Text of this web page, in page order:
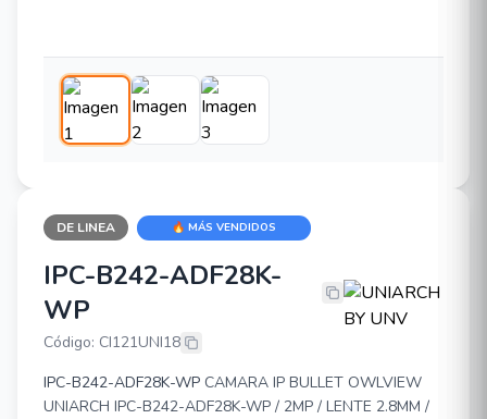
DE LINEA 🔥 MÁS VENDIDOS
UNIARCH BY UNV IPC-B242-
IPC-B242-ADF28K-
WP
Código: CI121UNI18
IPC-B242-ADF28K-WP CAMARA IP BULLET OWLVIEW
UNIARCH IPC-B242-ADF28K-WP / 2MP / LENTE 2.8MM /